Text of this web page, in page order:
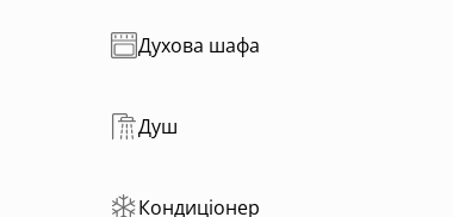
Духова шафа
Душ
Кондиціонер